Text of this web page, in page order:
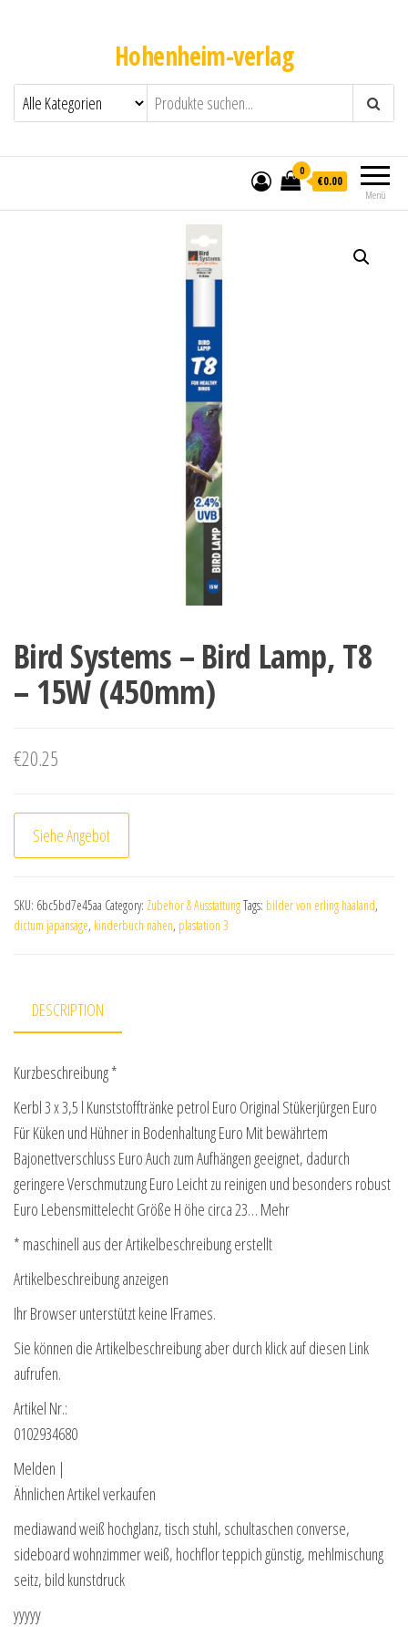
Hohenheim-verlag
Menü
0
€0.00
Bird Systems – Bird Lamp, T8
– 15W (450mm)
€20.25
Siehe Angebot
SKU: 6bc5bd7e45aa Category: Zubehör & AusstattungTags: bilder von erling haaland,
dictum japansäge, kinderbuch nähen, plastation 3
DESCRIPTION
Kurzbeschreibung *
Kerbl 3 x 3,5 l Kunststofftränke petrol Euro Original Stükerjürgen Euro
Für Küken und Hühner in Bodenhaltung Euro Mit bewährtem
Bajonettverschluss Euro Auch zum Aufhängen geeignet, dadurch
geringere Verschmutzung Euro Leicht zu reinigen und besonders robust
Euro Lebensmittelecht Größe H öhe circa 23… Mehr
* maschinell aus der Artikelbeschreibung erstellt
Artikelbeschreibung anzeigen
Ihr Browser unterstützt keine IFrames.
Sie können die Artikelbeschreibung aber durch klick auf diesen Link
aufrufen.
Artikel Nr.:
0102934680
Melden |
Ähnlichen Artikel verkaufen
mediawand weiß hochglanz, tisch stuhl, schultaschen converse,
sideboard wohnzimmer weiß, hochflor teppich günstig, mehlmischung
seitz, bild kunstdruck
yyyyy